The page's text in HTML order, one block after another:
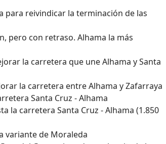
para reivindicar la terminación de las
pero con retraso. Alhama la más
la carretera que une Alhama y Santa
la carretera entre Alhama y Zafarraya
Santa Cruz - Alhama
la carretera Santa Cruz - Alhama (1.850
variante de Moraleda